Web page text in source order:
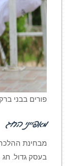
פורים בבני
מאפייני החג
בעסק גדול. חג